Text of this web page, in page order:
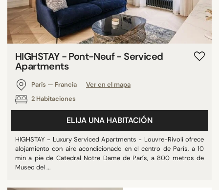
HIGHSTAY - Pont-Neuf - Serviced
Apartments
París — Francia
Ver en el mapa
2 Habitaciones
ELIJA UNA HABITACIÓN
HIGHSTAY - Luxury Serviced Apartments - Louvre-Rivoli ofrece
alojamiento con aire acondicionado en el centro de París, a 10
min a pie de Catedral Notre Dame de París, a 800 metros de
Museo del ...